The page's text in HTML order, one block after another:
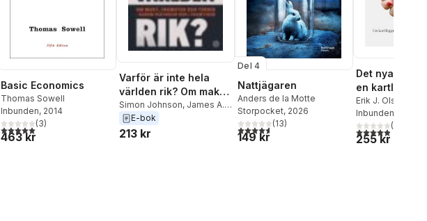
Basic Economics
Thomas Sowell
Inbunden, 2014
5,0utav 5 stjärnor. Totalt antal röster:
(3)
463 kr
Varför är inte hela
världen rik? Om makt,
framsteg och teknik
Simon Johnson, James A.
Robinson
E-bok
213 kr
Del 4
Nattjägaren
Anders de la Motte
Storpocket, 2026
4,6utav 5 stjärnor. Totalt antal röster:
(13)
149 kr
Det nya
en
staten
Erik J. Olsson
Grönqvist Olsson
Inbunden
4,9utav 5(
255 kr